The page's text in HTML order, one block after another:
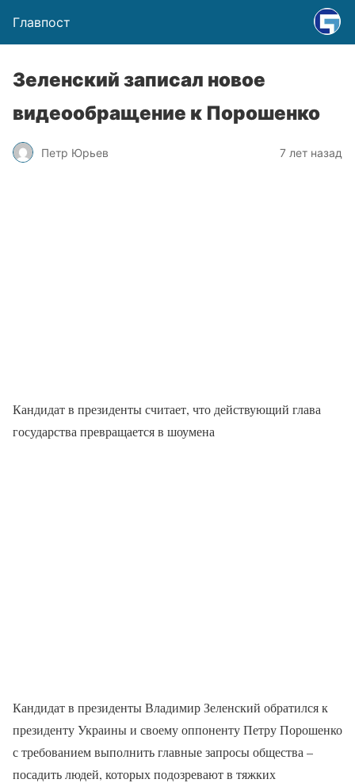
Главпост
Зеленский записал новое
видеообращение к Порошенко
Петр Юрьев 7 лет назад
Кандидат в президенты считает, что действующий глава
государства превращается в шоумена
Кандидат в президенты Владимир Зеленский обратился к
президенту Украины и своему оппоненту Петру Порошенко
с требованием выполнить главные запросы общества –
посадить людей, которых подозревают в тяжких